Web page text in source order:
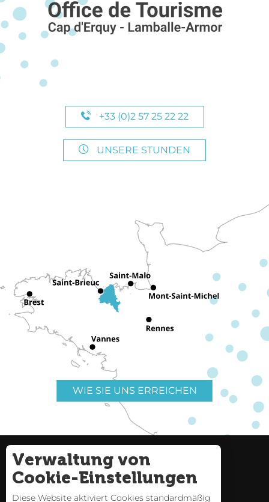
+33 (0)2 57 25 22 22
UNSERE STUNDEN
WIE SIE UNS ERREICHEN
Nützliche Links
Seitenverzeichnis
Verwaltung von
Cookie-Einstellungen
Diese Website aktiviert Cookies standardmäßig